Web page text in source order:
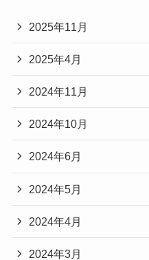
2025年11月
2025年4月
2024年11月
2024年10月
2024年6月
2024年5月
2024年4月
2024年3月